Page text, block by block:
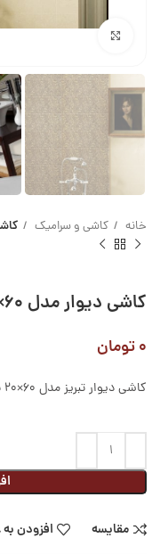
خانه کاشی و سرامیک
کاشی دیوار مدل ۶۰×۲۰ پالرمو
۰تومان
کاشی دیوار تبریز مدل ۶۰×۲۰ پالرمو
مقایسه افزودن